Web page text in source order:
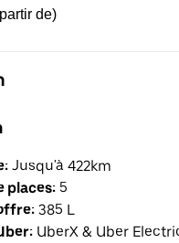
de)
Jusqu'à 422km
places: 5
385 L
UberX & Uber